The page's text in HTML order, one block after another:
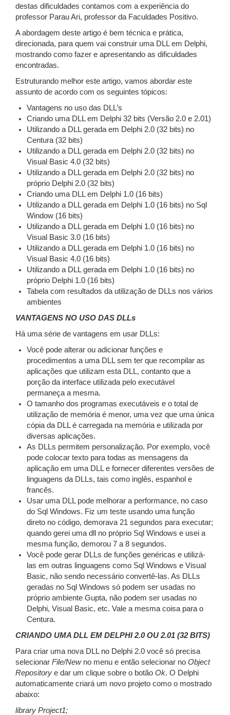
destas dificuldades contamos com a experiência do
professor Parau Ari, professor da Faculdades Positivo.
A abordagem deste artigo é bem técnica e prática,
direcionada, para quem vai construir uma DLL em Delphi,
mostrando como fazer e apresentando as dificuldades
encontradas.
Estruturando melhor este artigo, vamos abordar este
assunto de acordo com os seguintes tópicos:
Vantagens no uso das DLL’s
Criando uma DLL em Delphi 32 bits (Versão 2.0 e 2.01)
Utilizando a DLL gerada em Delphi 2.0 (32 bits) no
Centura (32 bits)
Utilizando a DLL gerada em Delphi 2.0 (32 bits) no
Visual Basic 4.0 (32 bits)
Utilizando a DLL gerada em Delphi 2.0 (32 bits) no
próprio Delphi 2.0 (32 bits)
Criando uma DLL em Delphi 1.0 (16 bits)
Utilizando a DLL gerada em Delphi 1.0 (16 bits) no Sql
Window (16 bits)
Utilizando a DLL gerada em Delphi 1.0 (16 bits) no
Visual Basic 3.0 (16 bits)
Utilizando a DLL gerada em Delphi 1.0 (16 bits) no
Visual Basic 4.0 (16 bits)
Utilizando a DLL gerada em Delphi 1.0 (16 bits) no
próprio Delphi 1.0 (16 bits)
Tabela com resultados da utilização de DLLs nos vários
ambientes
VANTAGENS NO USO DAS DLLs
Há uma série de vantagens em usar DLLs:
Você pode alterar ou adicionar funções e
procedimentos a uma DLL sem ter que recompilar as
aplicações que utilizam esta DLL, contanto que a
porção da interface utilizada pelo executável
permaneça a mesma.
O tamanho dos programas executáveis e o total de
utilização de memória é menor, uma vez que uma única
cópia da DLL é carregada na memória e utilizada por
diversas aplicações.
As DLLs permitem personalização. Por exemplo, você
pode colocar texto para todas as mensagens da
aplicação em uma DLL e fornecer diferentes versões de
linguagens da DLLs, tais como inglês, espanhol e
francês.
Usar uma DLL pode melhorar a performance, no caso
do Sql Windows. Fiz um teste usando uma função
direto no código, demorava 21 segundos para executar;
quando gerei uma dll no próprio Sql Windows e usei a
mesma função, demorou 7 a 8 segundos.
Você pode gerar DLLs de funções genéricas e utilizá-
las em outras linguagens como Sql Windows e Visual
Basic, não sendo necessário convertê-las. As DLLs
geradas no Sql Windows só podem ser usadas no
próprio ambiente Gupta, não podem ser usadas no
Delphi, Visual Basic, etc. Vale a mesma coisa para o
Centura.
CRIANDO UMA DLL EM DELPHI 2.0 OU 2.01 (32 BITS)
Para criar uma nova DLL no Delphi 2.0 você só precisa
selecionar File/Newno menu e então selecionar no Object
Repository e dar um clique sobre o botão Ok. O Delphi
automaticamente criará um novo projeto como o mostrado
abaixo:
library Project1;